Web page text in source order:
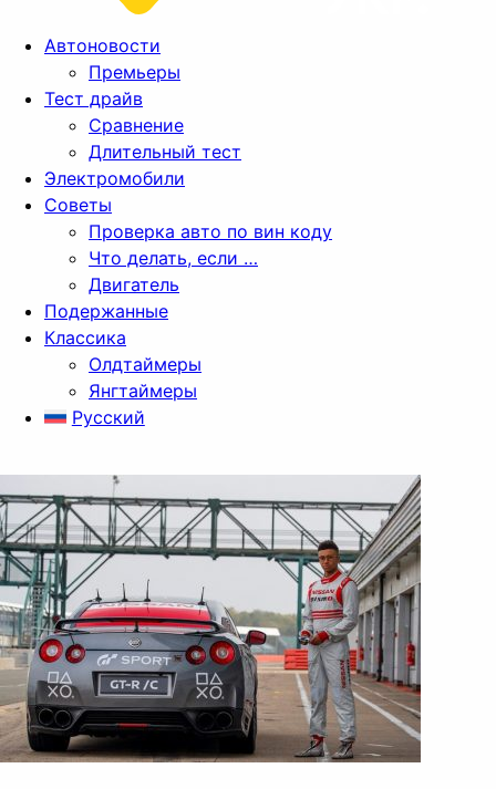
Автоновости
Премьеры
Тест драйв
Сравнение
Длительный тест
Электромобили
Советы
Проверка авто по вин коду
Что делать, если …
Двигатель
Подержанные
Классика
Олдтаймеры
Янгтаймеры
Русский